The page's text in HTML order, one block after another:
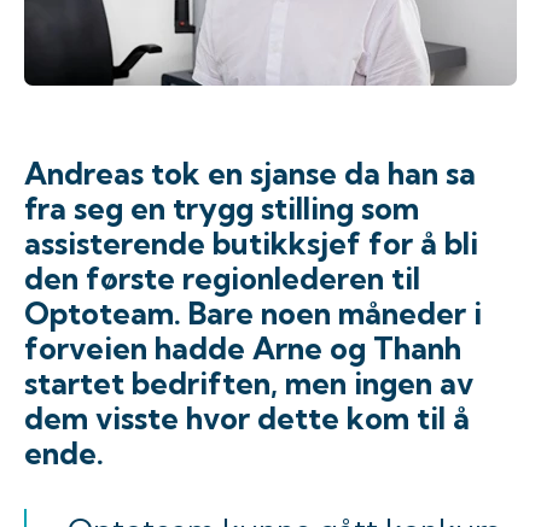
Andreas tok en sjanse da han sa
fra seg en trygg stilling som
assisterende butikksjef for å bli
den første regionlederen til
Optoteam. Bare noen måneder i
forveien hadde Arne og Thanh
startet bedriften, men ingen av
dem visste hvor dette kom til å
ende.